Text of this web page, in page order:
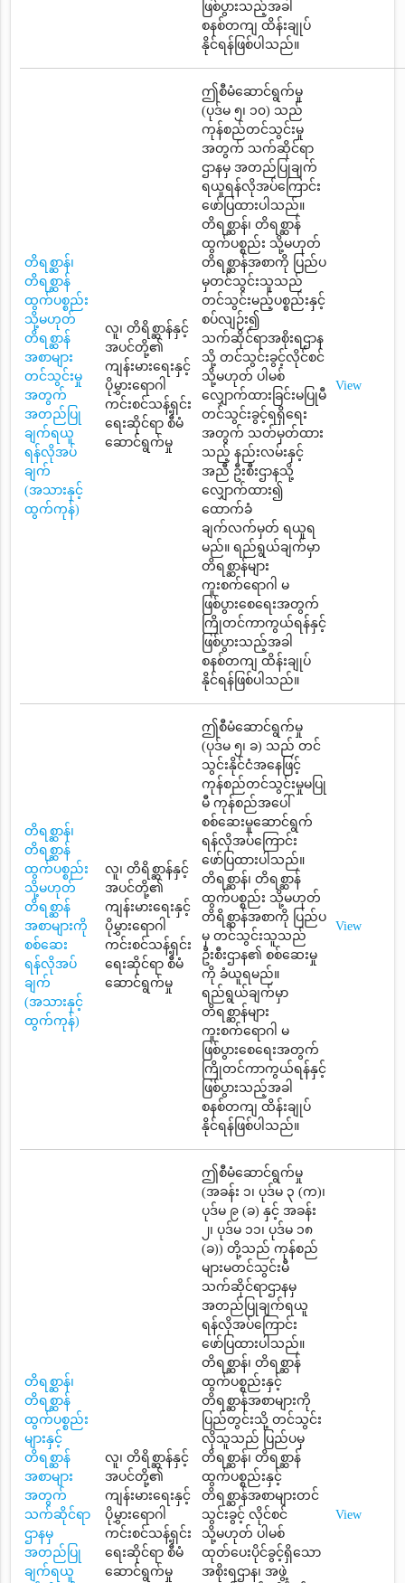
ဖြစ်ပွားသည့်အခါ
စနစ်တကျ ထိန်းချုပ်
နိုင်ရန်ဖြစ်ပါသည်။
တိရစ္ဆာန်၊
တိရစ္ဆာန်
ထွက်ပစ္စည်း
သို့မဟုတ်
တိရစ္ဆာန်
အစာများ
တင်သွင်းမှု
အတွက်
အတည်ပြု
ချက်ရယူ
ရန်လိုအပ်
ချက်
(အသားနှင့်
ထွက်ကုန်)
လူ၊ တိရိစ္ဆာန်နှင့်
အပင်တို့၏
ကျန်းမားရေးနှင့်
ပိုမွှားရောဂါ
ကင်းစင်သန့်ရှင်း
ရေးဆိုင်ရာ စီမံ
ဆောင်ရွက်မှု
ဤစီမံဆောင်ရွက်မှု
(ပုဒ်မ ၅၊ ၁၀) သည်
ကုန်စည်တင်သွင်းမှု
အတွက် သက်ဆိုင်ရာ
ဌာနမှ အတည်ပြုချက်
ရယူရန်လိုအပ်ကြောင်း
ဖော်ပြထားပါသည်။
တိရစ္ဆာန်၊ တိရစ္ဆာန်
ထွက်ပစ္စည်း သို့မဟုတ်
တိရစ္ဆာန်အစာကို ပြည်ပ
မှတင်သွင်းသူသည်
တင်သွင်းမည့်ပစ္စည်းနှင့်
စပ်လျဉ်း၍
သက်ဆိုင်ရာအစိုးရဌာန
သို့ တင်သွင်းခွင့်လိုင်စင်
သို့မဟုတ် ပါမစ်
လျှောက်ထားခြင်းမပြုမီ
တင်သွင်းခွင့်ရရှိရေး
အတွက် သတ်မှတ်ထား
သည့် နည်းလမ်းနှင့်
အညီ ဦးစီးဌာနသို့
လျှောက်ထား၍
ထောက်ခံ
ချက်လက်မှတ် ရယူရ
မည်။ ရည်ရွယ်ချက်မှာ
တိရစ္ဆာန်များ
ကူးစက်ရောဂါ မ
ဖြစ်ပွားစေရေးအတွက်
ကြိုတင်ကာကွယ်ရန်နှင့်
ဖြစ်ပွားသည့်အခါ
စနစ်တကျ ထိန်းချုပ်
နိုင်ရန်ဖြစ်ပါသည်။
View
တိရစ္ဆာန်၊
တိရစ္ဆာန်
ထွက်ပစ္စည်း
သို့မဟုတ်
တိရစ္ဆာန်
အစာများကို
စစ်ဆေး
ရန်လိုအပ်
ချက်
(အသားနှင့်
ထွက်ကုန်)
လူ၊ တိရိစ္ဆာန်နှင့်
အပင်တို့၏
ကျန်းမားရေးနှင့်
ပိုမွှားရောဂါ
ကင်းစင်သန့်ရှင်း
ရေးဆိုင်ရာ စီမံ
ဆောင်ရွက်မှု
ဤစီမံဆောင်ရွက်မှု
(ပုဒ်မ ၅၊ ခ) သည် တင်
သွင်းနိုင်ငံအနေဖြင့်
ကုန်စည်တင်သွင်းမှုမပြု
မီ ကုန်စည်အပေါ်
စစ်ဆေးမှုဆောင်ရွက်
ရန်လိုအပ်ကြောင်း
ဖော်ပြထားပါသည်။
တိရစ္ဆာန်၊ တိရစ္ဆာန်
ထွက်ပစ္စည်း သို့မဟုတ်
တိရိစ္ဆာန်အစာကို ပြည်ပ
မှ တင်သွင်းသူသည်
ဦးစီးဌာန၏ စစ်ဆေးမှု
ကို ခံယူရမည်။
ရည်ရွယ်ချက်မှာ
တိရစ္ဆာန်များ
ကူးစက်ရောဂါ မ
ဖြစ်ပွားစေရေးအတွက်
ကြိုတင်ကာကွယ်ရန်နှင့်
ဖြစ်ပွားသည့်အခါ
စနစ်တကျ ထိန်းချုပ်
နိုင်ရန်ဖြစ်ပါသည်။
View
တိရစ္ဆာန်၊
တိရစ္ဆာန်
ထွက်ပစ္စည်း
များနှင့်
တိရစ္ဆာန်
အစာများ
အတွက်
သက်ဆိုင်ရာ
ဌာနမှ
အတည်ပြု
ချက်ရယူ
လူ၊ တိရိစ္ဆာန်နှင့်
အပင်တို့၏
ကျန်းမားရေးနှင့်
ပိုမွှားရောဂါ
ကင်းစင်သန့်ရှင်း
ရေးဆိုင်ရာ စီမံ
ဆောင်ရွက်မှု
ဤစီမံဆောင်ရွက်မှု
(အခန်း ၁၊ ပုဒ်မ ၃ (က)၊
ပုဒ်မ ၉ (ခ) နှင့် အခန်း
၂၊ ပုဒ်မ ၁၁၊ ပုဒ်မ ၁၈
(ခ)) တို့သည် ကုန်စည်
များမတင်သွင်းမီ
သက်ဆိုင်ရာဌာနမှ
အတည်ပြုချက်ရယူ
ရန်လိုအပ်ကြောင်း
ဖော်ပြထားပါသည်။
တိရစ္ဆာန်၊ တိရစ္ဆာန်
ထွက်ပစ္စည်းနှင့်
တိရစ္ဆာန်အစာများကို
ပြည်တွင်းသို့ တင်သွင်း
လိုသူသည် ပြည်ပမှ
တိရစ္ဆာန်၊ တိရစ္ဆာန်
ထွက်ပစ္စည်းနှင့်
တိရစ္ဆာန်အစာများတင်
သွင်းခွင့် လိုင်စင်
သို့မဟုတ် ပါမစ်
ထုတ်ပေးပိုင်ခွင့်ရှိသော
အစိုးရဌာန၊ အဖွဲ့
View